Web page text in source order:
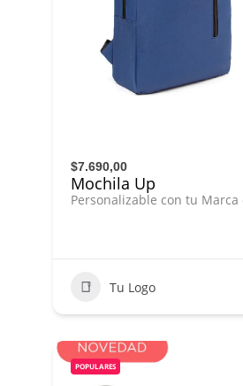
$7.690,00
Mochila Up
Personalizable con tu Marca
Tu Logo
POPULARES